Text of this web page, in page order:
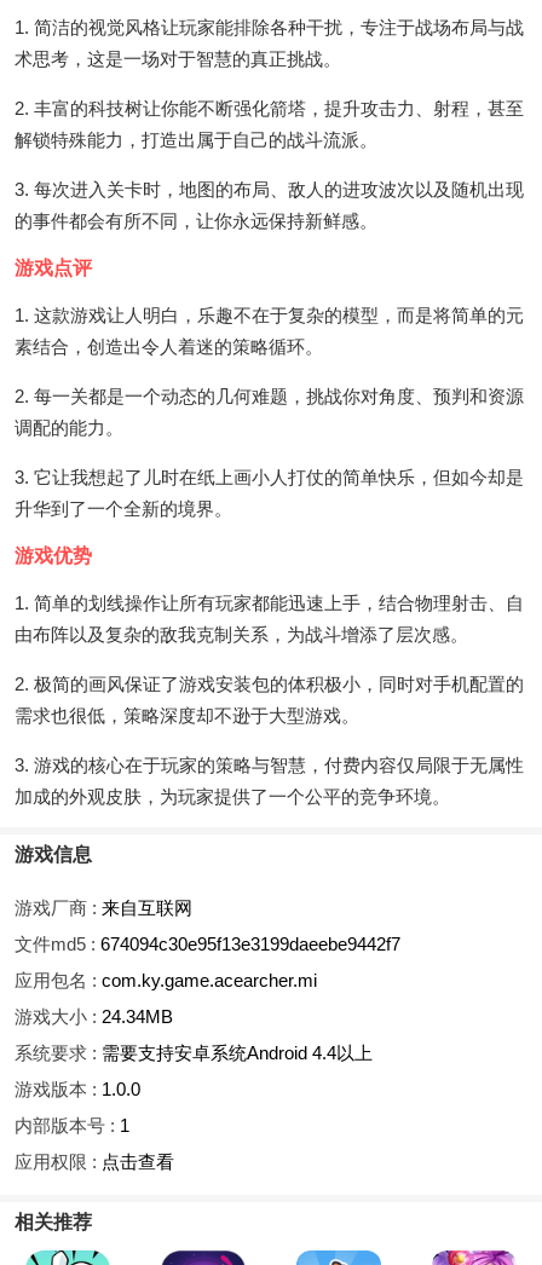
1. 简洁的视觉风格让玩家能排除各种干扰，专注于战场布局与战
术思考，这是一场对于智慧的真正挑战。
2. 丰富的科技树让你能不断强化箭塔，提升攻击力、射程，甚至
解锁特殊能力，打造出属于自己的战斗流派。
3. 每次进入关卡时，地图的布局、敌人的进攻波次以及随机出现
的事件都会有所不同，让你永远保持新鲜感。
游戏点评
1. 这款游戏让人明白，乐趣不在于复杂的模型，而是将简单的元
素结合，创造出令人着迷的策略循环。
2. 每一关都是一个动态的几何难题，挑战你对角度、预判和资源
调配的能力。
3. 它让我想起了儿时在纸上画小人打仗的简单快乐，但如今却是
升华到了一个全新的境界。
游戏优势
1. 简单的划线操作让所有玩家都能迅速上手，结合物理射击、自
由布阵以及复杂的敌我克制关系，为战斗增添了层次感。
2. 极简的画风保证了游戏安装包的体积极小，同时对手机配置的
需求也很低，策略深度却不逊于大型游戏。
3. 游戏的核心在于玩家的策略与智慧，付费内容仅局限于无属性
加成的外观皮肤，为玩家提供了一个公平的竞争环境。
游戏信息
游戏厂商 : 来自互联网
文件md5 : 674094c30e95f13e3199daeebe9442f7
应用包名 : com.ky.game.acearcher.mi
游戏大小 : 24.34MB
系统要求 : 需要支持安卓系统Android 4.4以上
游戏版本 : 1.0.0
内部版本号 : 1
应用权限 : 点击查看
相关推荐